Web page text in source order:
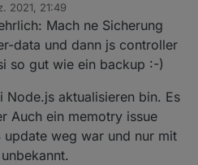
empfohlen vorher den js
watch?v=S4-
2021, 21:49
Mach ne Sicherung
data und dann js controller
so gut wie ein backup :-)
aktualisieren bin. Es
Auch ein memotry issue
update weg war und nur mit